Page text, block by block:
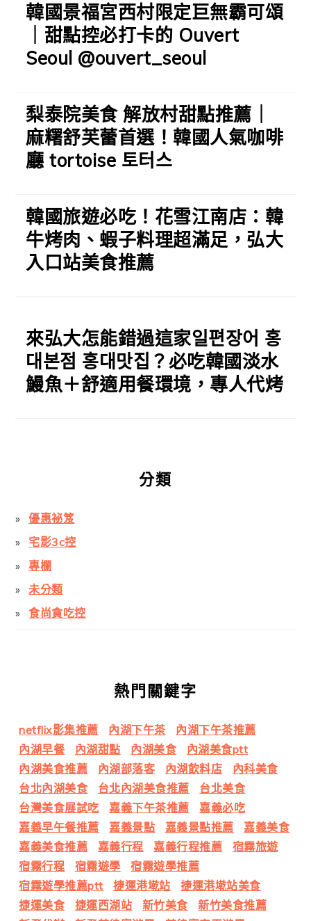
韓國景福宮西村限定巨無霸可頌
｜甜點控必打卡的 Ouvert
Seoul @ouvert_seoul
梨泰院美食 解放村甜點推薦｜
麻糬舒芙蕾首選！韓國人氣咖啡
廳 tortoise 토터스
韓國旅遊必吃！花雪江南店：韓
牛烤肉、蝦子料理超滿足，弘大
入口站美食推薦
來弘大怎能錯過這家일편장어 홍
대본점 홍대맛집？必吃韓國淡水
鰻魚＋舒適用餐環境，專人代烤
分類
優惠祕笈
宅影3c控
專欄
未分類
食尚貪吃控
熱門關鍵字
netflix影集推薦 內湖下午茶
內湖下午茶推薦
內湖早餐
內湖甜點 內湖美食
內湖美食ptt
內湖美食推薦
內湖部落客 內湖飲料店
內科美食
台北內湖美食
台北內湖美食推薦
台北美食
台灣美食展試吃
嘉義下午茶推薦
嘉義必吃
嘉義早午餐推薦
嘉義景點 嘉義景點推薦
嘉義美食
嘉義美食推薦
嘉義行程 嘉義行程推薦
宿霧旅遊
宿霧行程
宿霧遊學
宿霧遊學推薦
宿霧遊學推薦ptt
捷運港墘站
捷運港墘站美食
捷運美食
捷運西湖站 新竹美食
新竹美食推薦